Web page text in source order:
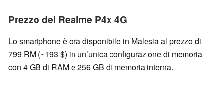
Prezzo del Realme P4x 4G
Lo smartphone è ora disponibile in Malesia al prezzo di
799 RM (~193 $) in un’unica configurazione di memoria
con 4 GB di RAM e 256 GB di memoria interna.